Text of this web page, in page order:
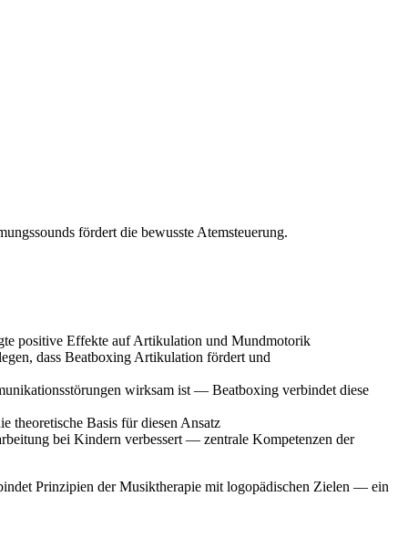
fördert die bewusste Atemsteuerung.
positive Effekte auf Artikulation und Mundmotorik
dass Beatboxing Artikulation fördert und
wirksam ist — Beatboxing verbindet diese
Basis für diesen Ansatz
bei Kindern verbessert — zentrale Kompetenzen der
Prinzipien der Musiktherapie mit logopädischen Zielen — ein